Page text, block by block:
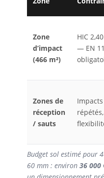
Zone
d’impact
(466 m²)
HIC
— EN
Zones de
réception
/ sauts
Impacts
répétés,
Budget sol estimé pour
60 mm : environ 36 000